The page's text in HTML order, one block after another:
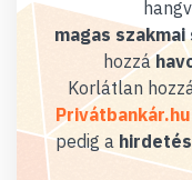
magas
hozzá
Korlátlan
Privátbankár.hu
pedig a